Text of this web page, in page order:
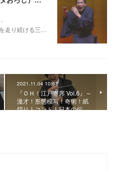
走り続ける三…
2021.11.04 10:57
『ＯＨ！江戸寄席 Vol.6』～
漫才！形態模写！奇術！紙
切り！コント！日本の伝…